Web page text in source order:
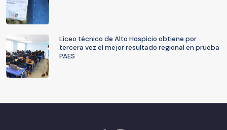
Liceo técnico de Alto Hospicio obtiene por
tercera vez el mejor resultado regional en prueba
PAES